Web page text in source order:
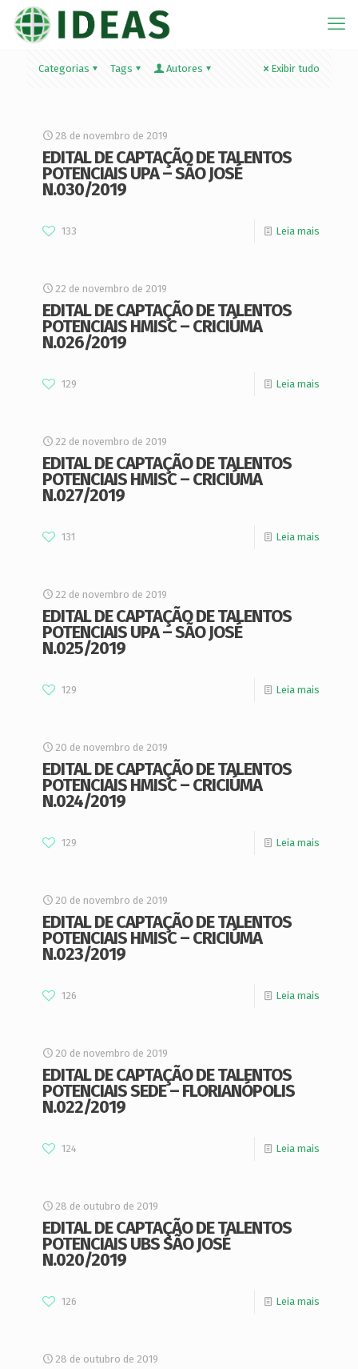
Categorias Tags Autores Exibir tudo
28 de novembro de 2019
EDITAL DE CAPTAÇÃO DE TALENTOS
POTENCIAIS UPA – SÃO JOSÉ
N.030/2019
133 Leia mais
22 de novembro de 2019
EDITAL DE CAPTAÇÃO DE TALENTOS
POTENCIAIS HMISC – CRICIÚMA
N.026/2019
129 Leia mais
22 de novembro de 2019
EDITAL DE CAPTAÇÃO DE TALENTOS
POTENCIAIS HMISC – CRICIÚMA
N.027/2019
131 Leia mais
22 de novembro de 2019
EDITAL DE CAPTAÇÃO DE TALENTOS
POTENCIAIS UPA – SÃO JOSÉ
N.025/2019
129 Leia mais
20 de novembro de 2019
EDITAL DE CAPTAÇÃO DE TALENTOS
POTENCIAIS HMISC – CRICIÚMA
N.024/2019
129 Leia mais
20 de novembro de 2019
EDITAL DE CAPTAÇÃO DE TALENTOS
POTENCIAIS HMISC – CRICIÚMA
N.023/2019
126 Leia mais
20 de novembro de 2019
EDITAL DE CAPTAÇÃO DE TALENTOS
POTENCIAIS SEDE – FLORIANÓPOLIS
N.022/2019
124 Leia mais
28 de outubro de 2019
EDITAL DE CAPTAÇÃO DE TALENTOS
POTENCIAIS UBS SÃO JOSÉ
N.020/2019
126 Leia mais
28 de outubro de 2019